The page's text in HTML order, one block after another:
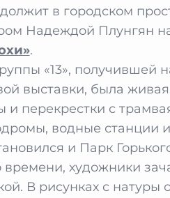
в городском
Надеждой Плунгян
.
«13», получившей
выставки, была
и перекрестки с
водные станции
и Парк
времени, художники
В рисунках с натуры